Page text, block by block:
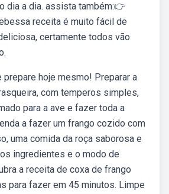
dia a dia. assista também:👉
receita é muito fácil de
certamente todos vão
prepare hoje mesmo! Preparar a
com temperos simples,
para a ave e fazer toda a
a fazer um frango cozido com
uma comida da roça saborosa e
ingredientes e o modo de
a receita de coxa de frango
para fazer em 45 minutos. Limpe